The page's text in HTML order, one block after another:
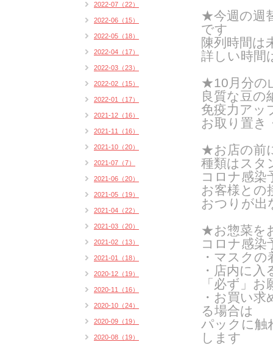
★今週の週
です
陳列時間は
詳しい時間
★10月分の
良質な豆の
免疫力アッ
お取り置き
★お店の前
種類はスタ
コロナ感染
お客様との
おつりが出
★お惣菜を
コロナ感染
・マスク
・店内に
「必ず」
・お買い
る場合は
パックに触
します
2022-07（22）
2022-06（15）
2022-05（18）
2022-04（17）
2022-03（23）
2022-02（15）
2022-01（17）
2021-12（16）
2021-11（16）
2021-10（20）
2021-07（7）
2021-06（20）
2021-05（19）
2021-04（22）
2021-03（20）
2021-02（13）
2021-01（18）
2020-12（19）
2020-11（16）
2020-10（24）
2020-09（19）
2020-08（19）